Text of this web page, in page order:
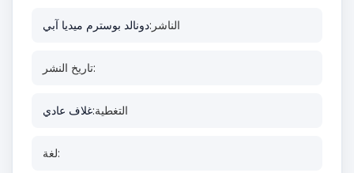
الناشر:دونالد بوسترم ميديا آبي
تاريخ النشر:
التغطية:غلاف عادي
لغة: